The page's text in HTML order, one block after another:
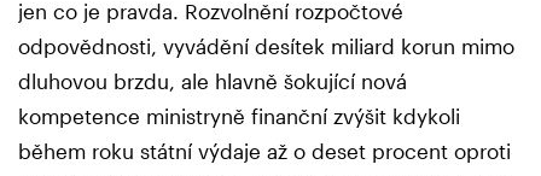
jen co je pravda. Rozvolnění rozpočtové
odpovědnosti, vyvádění desítek miliard korun mimo
dluhovou brzdu, ale hlavně šokující nová
kompetence ministryně finanční zvýšit kdykoli
během roku státní výdaje až o deset procent oproti